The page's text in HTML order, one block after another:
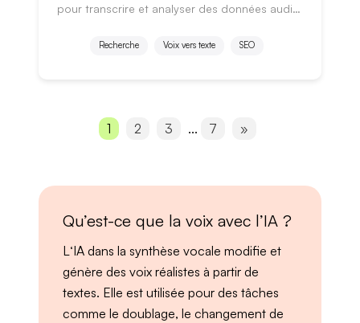
pour transcrire et analyser des données audio,
Recherche Voix vers texte SEO
1 2 3 ... 7 »
Qu’est-ce que la voix avec l’IA ?
L‘IA dans la synthèse vocale modifie et
génère des voix réalistes à partir de
textes. Elle est utilisée pour des tâches
comme le doublage, le changement de